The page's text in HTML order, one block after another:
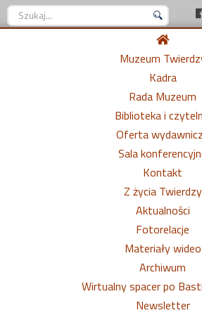
Szukaj...
Muzeum
Kadra
Rada Muzeum
Biblioteka i
Oferta
Sala
Kontakt
Z życia Twierdzy
Aktualności
Fotorelacje
Materiały wideo
Archiwum
Wirtualny spacer po
Newsletter